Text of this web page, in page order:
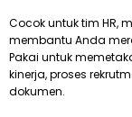
Cocok untuk tim HR,
membantu Anda
Pakai untuk
kinerja, proses
dokumen.